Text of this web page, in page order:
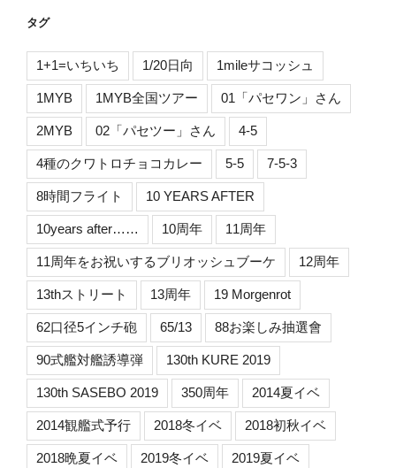
タグ
1+1=いちいち 1/20日向 1mileサコッシュ
1MYB 1MYB全国ツアー 01「パセワン」さん
2MYB 02「パセツー」さん 4-5
4種のクワトロチョコカレー 5-5 7-5-3
8時間フライト 10 YEARS AFTER
10years after…… 10周年 11周年
11周年をお祝いするブリオッシュブーケ 12周年
13thストリート 13周年 19 Morgenrot
62口径5インチ砲 65/13 88お楽しみ抽選會
90式艦対艦誘導弾 130th KURE 2019
130th SASEBO 2019 350周年 2014夏イベ
2014観艦式予行 2018冬イベ 2018初秋イベ
2018晩夏イベ 2019冬イベ 2019夏イベ